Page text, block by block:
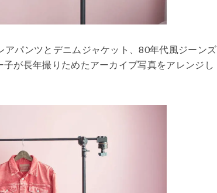
パンツとデニムジャケット、80年代風ジーンズ
が長年撮りためたアーカイブ写真をアレンジし